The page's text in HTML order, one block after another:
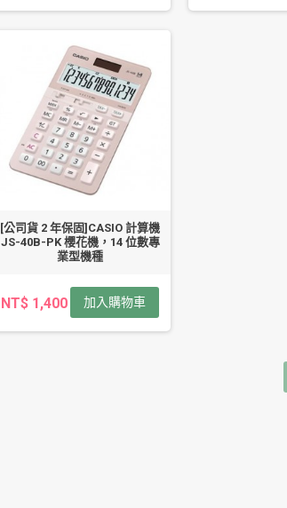
[公司貨 2 年保固]CASIO 計算機
JS-40B-PK 櫻花機，14 位數專
業型機種
NT$ 1,400 加入購物車